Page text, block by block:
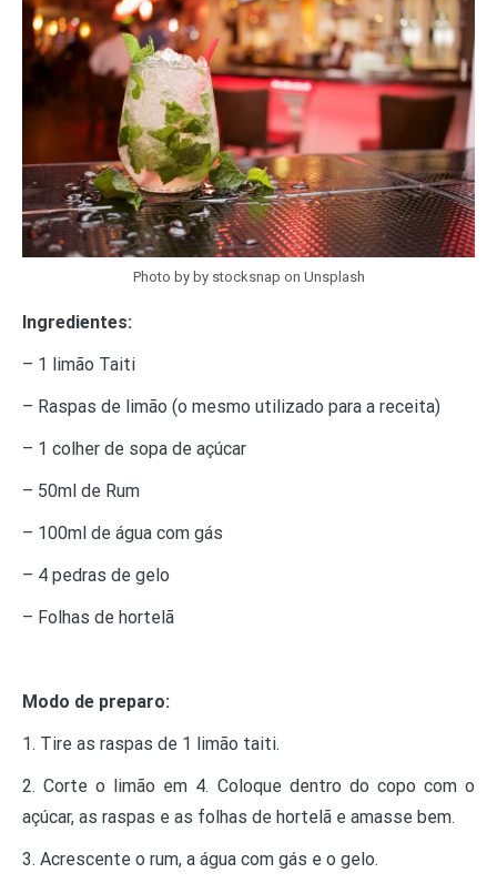
Photo by by stocksnap on Unsplash
Ingredientes:
– 1 limão Taiti
– Raspas de limão (o mesmo utilizado para a receita)
– 1 colher de sopa de açúcar
– 50ml de Rum
– 100ml de água com gás
– 4 pedras de gelo
– Folhas de hortelã
Modo de preparo:
1. Tire as raspas de 1 limão taiti.
2. Corte o limão em 4. Coloque dentro do copo com o
açúcar, as raspas e as folhas de hortelã e amasse bem.
3. Acrescente o rum, a água com gás e o gelo.